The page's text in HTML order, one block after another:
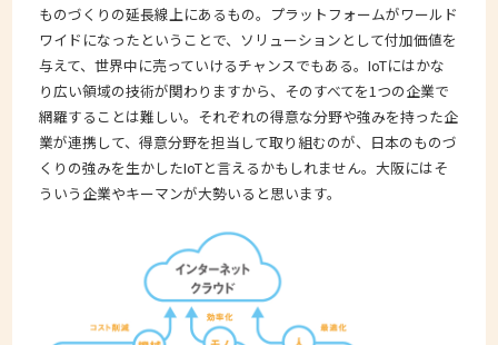
ものづくりの延長線上にあるもの。プラットフォームがワールド
ワイドになったということで、ソリューションとして付加価値を
与えて、世界中に売っていけるチャンスでもある。IoTにはかな
り広い領域の技術が関わりますから、そのすべてを1つの企業で
網羅することは難しい。それぞれの得意な分野や強みを持った企
業が連携して、得意分野を担当して取り組むのが、日本のものづ
くりの強みを生かしたIoTと言えるかもしれません。大阪にはそ
ういう企業やキーマンが大勢いると思います。